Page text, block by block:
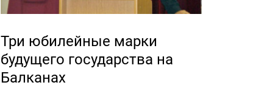
Три юбилейные марки
будущего государства на
Балканах